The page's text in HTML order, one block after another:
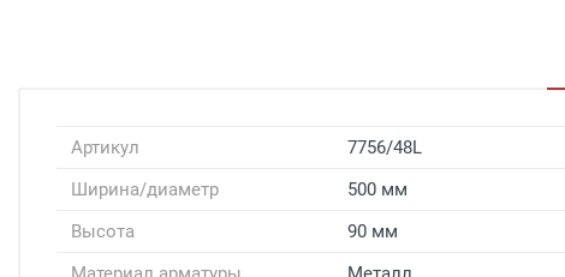
Артикул
7756/48L
Ширина/диаметр
500 мм
Высота
90 мм